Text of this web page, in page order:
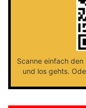
Scanne einfach
und los gehts.